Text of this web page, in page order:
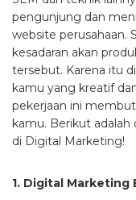
pengunjung dan
website perusahaan.
kesadaran akan
tersebut. Karena itu
kamu yang kreatif
pekerjaan ini
kamu. Berikut adalah
di Digital Marketing!
1. Digital Marketing